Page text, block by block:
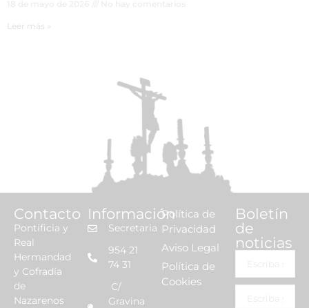
Leer más »
Contacto
Pontificia y
Real
Hermandad
y Cofradía
de
Nazarenos
Información
Secretaria
954 21
74 31
C/
Gravina
Política de
Privacidad
Aviso Legal
Política de
Cookies
Boletín
de
noticias